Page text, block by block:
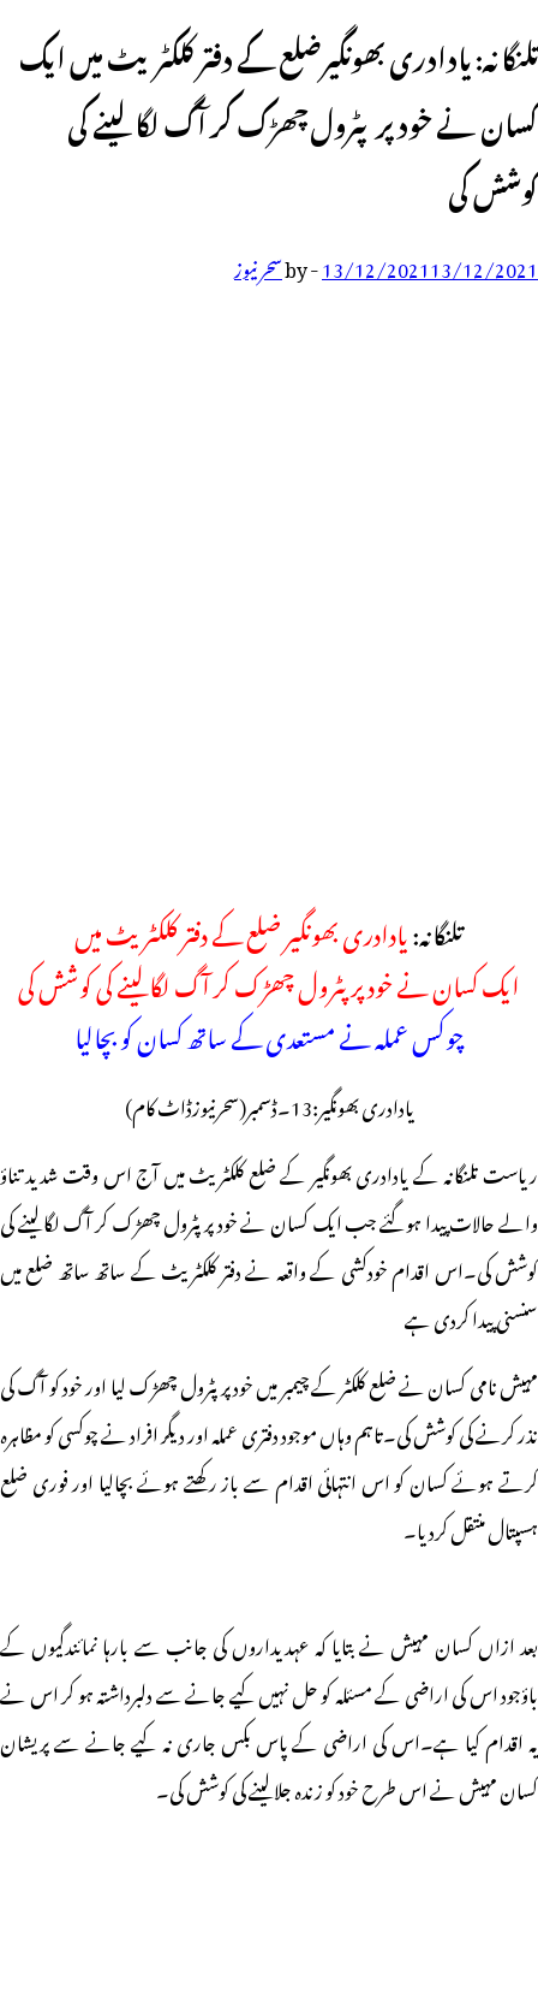
تلنگانہ: یادادری بھونگیرضلع کے دفتر کلکٹریٹ میں ایک
کسان نے خود پرپٹرول چھڑک کر آگ لگالینے کی
کوشش کی
13/12/202113/12/2021
-
byسحر نیوز
تلنگانہ:یادادری بھونگیر ضلع کے دفتر کلکٹریٹ میں
ایک کسان نے خود پر پٹرول چھڑک کر آگ لگالینے کی کوشش کی
چوکس عملہ نے مستعدی کے ساتھ کسان کو بچالیا
یادادری بھونگیر:13۔ڈسمبر(سحرنیوزڈاٹ کام)
ریاست تلنگانہ کے یادادری بھونگیر کے ضلع کلکٹریٹ میں آج اس وقت شدید تناؤ
والے حالات پیدا ہوگئے جب ایک کسان نے خود پر پٹرول چھڑک کر آگ لگالینے کی
کوشش کی۔اس اقدام خودکشی کے واقعہ نے دفتر کلکٹریٹ کے ساتھ ساتھ ضلع میں
سنسنی پیدا کردی ہے
مہیش نامی کسان نے ضلع کلکٹر کے چیمبر میں خود پر پٹرول چھڑک لیا اور خود کو آگ کی
نذر کرنے کی کوشش کی۔تاہم وہاں موجود دفتری عملہ اور دیگر افراد نے چوکسی کو مظاہرہ
کرتے ہوئے کسان کو اس انتہائی اقدام سے باز رکھتے ہوئے بچالیا اور فوری ضلع
ہسپتال منتقل کردیا۔
بعد ازاں کسان مہیش نے بتایا کہ عہدیداروں کی جانب سے بارہا نمائندگیوں کے
باؤجود اس کی اراضی کے مسئلہ کو حل نہیں کیے جانے سے دلبرداشتہ ہو کر اس نے
یہ اقدام کیا ہے۔اس کی اراضی کے پاس بکس جاری نہ کیے جانے سے پریشان
کسان مہیش نے اس طرح خود کو زندہ جلالینے کی کوشش کی۔